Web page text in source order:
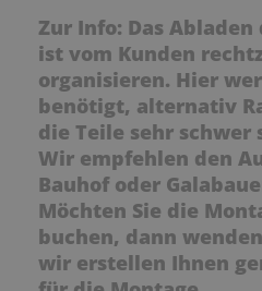
Zur Info: Das Abladen
ist vom Kunden
organisieren. Hier
benötigt, alternativ
die Teile sehr schwer
Wir empfehlen den
Bauhof oder
Möchten Sie die
buchen, dann
wir erstellen Ihnen